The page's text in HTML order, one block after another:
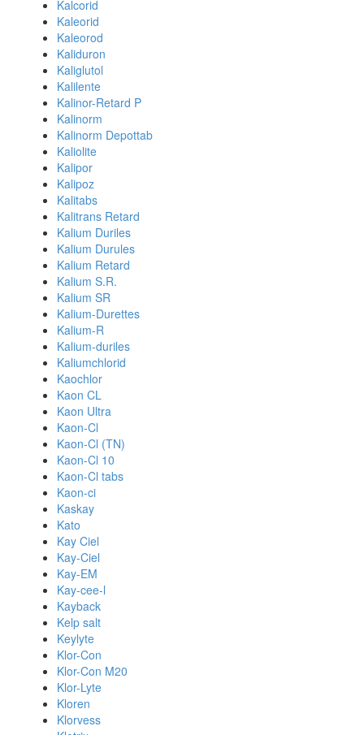
Kalcorid
Kaleorid
Kaleorod
Kaliduron
Kaliglutol
Kalilente
Kalinor-Retard P
Kalinorm
Kalinorm Depottab
Kaliolite
Kalipor
Kalipoz
Kalitabs
Kalitrans Retard
Kalium Duriles
Kalium Durules
Kalium Retard
Kalium S.R.
Kalium SR
Kalium-Durettes
Kalium-R
Kalium-duriles
Kaliumchlorid
Kaochlor
Kaon CL
Kaon Ultra
Kaon-Cl
Kaon-Cl (TN)
Kaon-Cl 10
Kaon-Cl tabs
Kaon-ci
Kaskay
Kato
Kay Ciel
Kay-Ciel
Kay-EM
Kay-cee-l
Kayback
Kelp salt
Keylyte
Klor-Con
Klor-Con M20
Klor-Lyte
Kloren
Klorvess